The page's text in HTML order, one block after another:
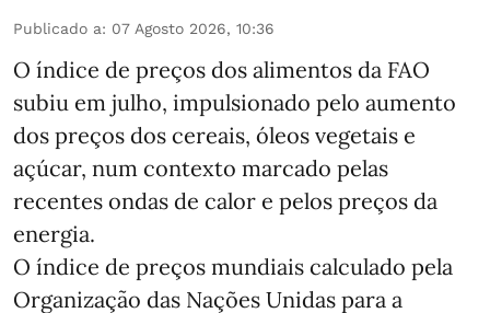
Publicado a: 07 Agosto 2026, 10:36
O índice de preços dos alimentos da FAO
subiu em julho, impulsionado pelo aumento
dos preços dos cereais, óleos vegetais e
açúcar, num contexto marcado pelas
recentes ondas de calor e pelos preços da
energia.
O índice de preços mundiais calculado pela
Organização das Nações Unidas para a